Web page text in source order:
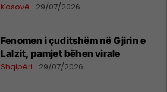
Kosovë 29/07/2026
Fenomen i çuditshëm në Gjirin e
Lalzit, pamjet bëhen virale
Shqipëri 29/07/2026